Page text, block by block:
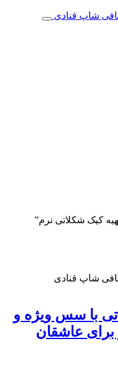
کیک شکلاتی نرم”
با سس ویژه و
برای عاشقان